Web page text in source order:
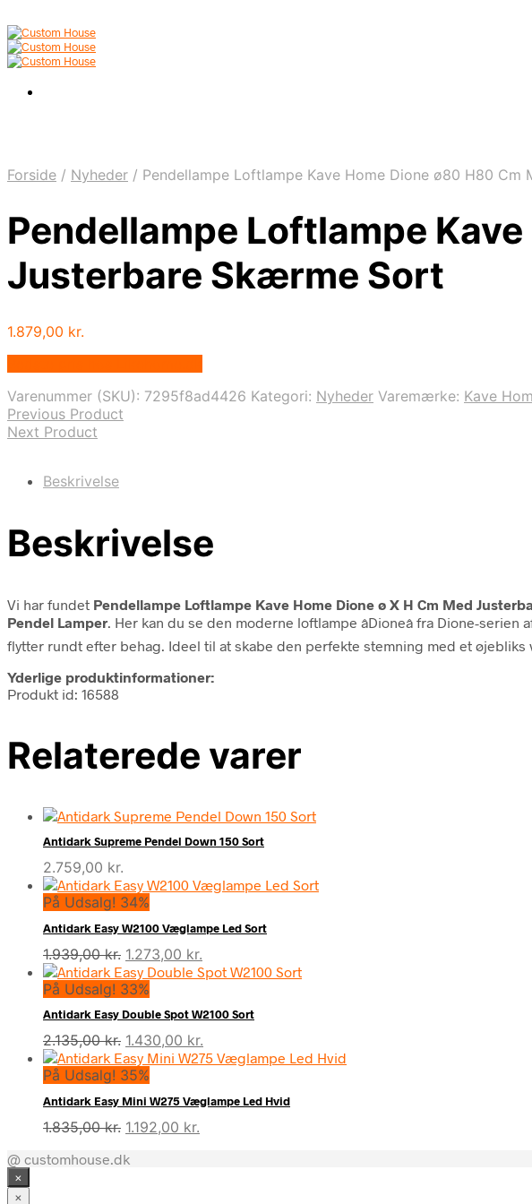
Forside / Nyheder / Pendellampe Loftlampe Kave Home Dione ø80 H80
Pendellampe Loftlampe
Justerbare Skærme Sort
1.879,00 kr.
Varenummer (SKU): 7295f8ad4426 Kategori: Nyheder Varemærke: Kave
Previous Product
Next Product
Beskrivelse
Beskrivelse
Vi har fundet Pendellampe Loftlampe Kave Home Dione ø X H Cm Med
Pendel Lamper . Her kan du se den moderne loftlampe âDioneâ fra Dione-
flytter rundt efter behag. Ideel til at skabe den perfekte stemning med et øjebliks
Yderlige produktinformationer:
Produkt id: 16588
Relaterede varer
Antidark Supreme Pendel Down 150 Sort
2.759,00 kr.
På Udsalg! 34%
Antidark Easy W2100 Væglampe Led Sort
1.939,00kr. Den
oprindelige
pris
var:
1.939,00 kr..
1.273,00 kr.
aktuelle
er:
1.273,00 kr..
På Udsalg! 33%
Antidark Easy Double Spot W2100 Sort
2.135,00kr. Den
oprindelige
pris
var:
2.135,00 kr..
1.430,00 kr.
aktuelle
er:
1.430,00 kr..
På Udsalg! 35%
Antidark Easy Mini W275 Væglampe Led Hvid
1.835,00kr. Den
pris
1.192,00 kr.
@ customhouse.dk
×
×